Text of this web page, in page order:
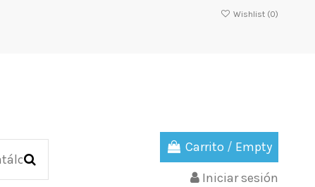
Wishlist (0)
Carrito / Empty
Iniciar sesión